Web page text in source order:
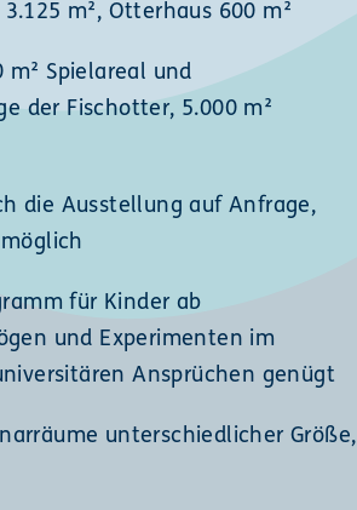
m², Otterhaus 600 m²
m² Spielareal und
der Fischotter, 5.000 m²
die Ausstellung auf Anfrage,
für Kinder ab
und Experimenten im
Ansprüchen genügt
unterschiedlicher Größe,